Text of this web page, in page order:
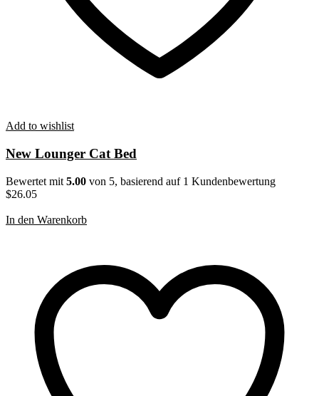
Add to wishlist
New Lounger Cat Bed
Bewertet mit 5.00 von 5, basierend auf 1 Kundenbewertung
$26.05
In den Warenkorb